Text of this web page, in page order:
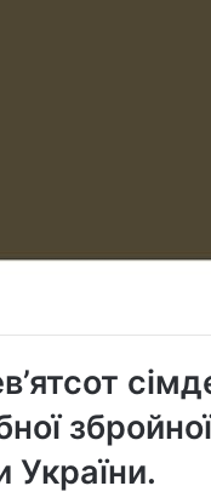
збройної
України.